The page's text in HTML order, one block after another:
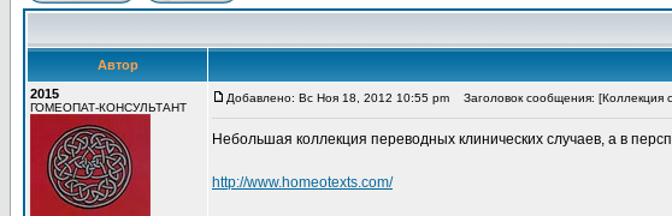
Автор
2015
ГОМЕОПАТ-КОНСУЛЬТАНТ
Добавлено: Вс Ноя 18, 2012 10:55 pm Заголовок сообщения: [Коллекция
Небольшая коллекция переводных клинических случаев, а в
http://www.homeotexts.com/